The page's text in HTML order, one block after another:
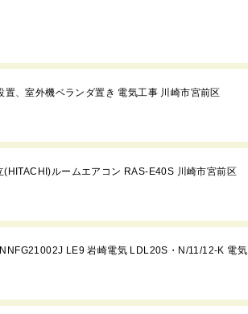
、室外機ベランダ置き 電気工事 川崎市宮前区
ルームエアコン RAS-E40S 川崎市宮前区
LE9 岩崎電気 LDL20S・N/11/12-K 電気